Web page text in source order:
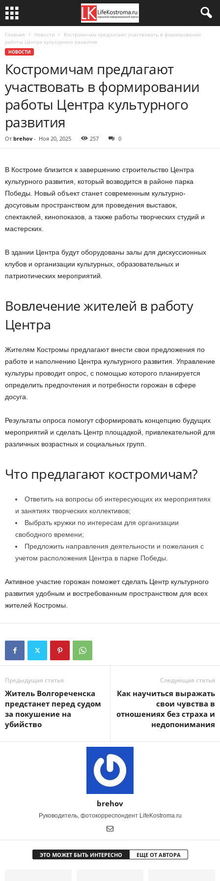
Главная Новости
Костромичам предлагают участвовать в формировании
работы Центра культурного развития
НОВОСТИ
Костромичам предлагают
участвовать в формировании
работы Центра культурного
развития
От brehov - Ноя 20, 2025 257 0
В Костроме близится к завершению строительство Центра
культурного развития, который возводится в районе парка
Победы. Новый объект станет современным культурно-
досуговым пространством для проведения выставок,
спектаклей, кинопоказов, а также работы творческих студий и
мастерских.
В здании Центра будут оборудованы залы для дискуссионных
клубов и организации культурных, образовательных и
патриотических мероприятий.
Вовлечение жителей в работу
Центра
Жителям Костромы предлагают внести свои предложения по
работе и наполнению Центра культурного развития. Управление
культуры проводит опрос, с помощью которого планируется
определить предпочтения и потребности горожан в сфере
досуга.
Результаты опроса помогут сформировать концепцию будущих
мероприятий и сделать Центр площадкой, привлекательной для
различных возрастных и социальных групп.
Что предлагают костромичам?
Ответить на вопросы об интересующих их мероприятиях
и занятиях творческих коллективов;
Выбрать кружки по интересам для организации
свободного времени;
Предложить направления деятельности и пожелания с
учетом расположения Центра в парке Победы.
Активное участие горожан поможет сделать Центр культурного
развития удобным и востребованным пространством для всех
жителей Костромы.
Предыдущая статья
Житель Волгореченска
предстанет перед судом
за покушение на
убийство
Следующая статья
Как научиться выражать
свои чувства в
отношениях без страха и
недопонимания
brehov
Руководитель, фотокорреспондент LifeKostroma.ru
ЭТО МОЖЕТ БЫТЬ ИНТЕРЕСНО ЕЩЕ ОТ АВТОРА